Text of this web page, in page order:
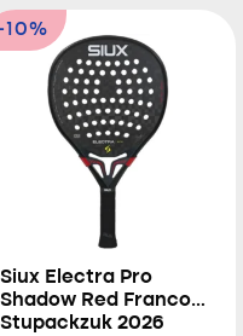
10%
Siux Electra Pro
Shadow Red Franco
Stupackzuk 2026